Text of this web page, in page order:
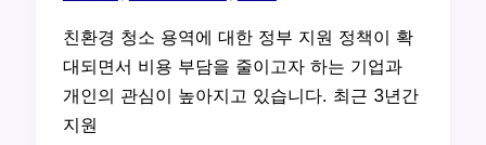
친환경 청소 용역에 대한 정부 지원 정책이 확
대되면서 비용 부담을 줄이고자 하는 기업과
개인의 관심이 높아지고 있습니다. 최근 3년간
지원